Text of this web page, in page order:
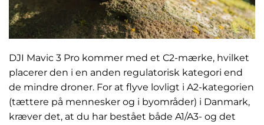
DJI Mavic 3 Pro kommer med et C2-mærke, hvilket
placerer den i en anden regulatorisk kategori end
de mindre droner. For at flyve lovligt i A2-kategorien
(tættere på mennesker og i byområder) i Danmark,
kræver det, at du har bestået både A1/A3- og det